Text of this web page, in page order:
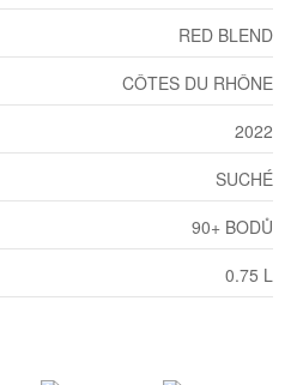
RED BLEND
CÔTES DU RHÔNE
2022
SUCHÉ
90+ BODŮ
0.75 L